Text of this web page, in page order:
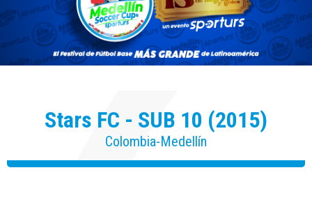
Stars FC - SUB 10 (2015)
Colombia-Medellín